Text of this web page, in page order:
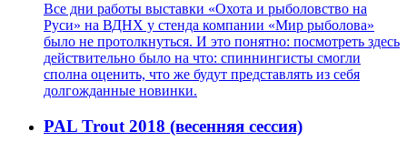
Все дни работы выставки «Охота и рыболовство на
Руси» на ВДНХ у стенда компании «Мир рыболова»
было не протолкнуться. И это понятно: посмотреть здесь
действительно было на что: спиннингисты смогли
сполна оценить, что же будут представлять из себя
долгожданные новинки.
PAL Trout 2018 (весенняя сессия)